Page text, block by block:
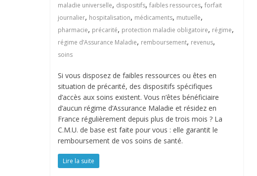
maladie universelle, dispositifs, faibles ressources, forfait
journalier, hospitalisation, médicaments, mutuelle,
pharmacie, précarité, protection maladie obligatoire, régime,
régime d’Assurance Maladie, remboursement, revenus,
soins
Si vous disposez de faibles ressources ou êtes en
situation de précarité, des dispositifs spécifiques
d’accès aux soins existent. Vous n’êtes bénéficiaire
d’aucun régime d’Assurance Maladie et résidez en
France régulièrement depuis plus de trois mois ? La
C.M.U. de base est faite pour vous : elle garantit le
remboursement de vos soins de santé.
Lire la suite